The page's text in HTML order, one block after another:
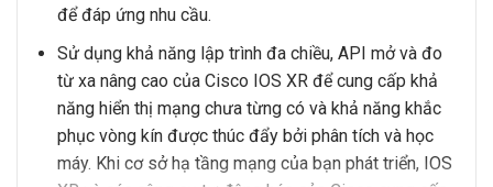
để đáp ứng nhu cầu.
Sử dụng khả năng lập trình đa chiều, API mở và đo
từ xa nâng cao của Cisco IOS XR để cung cấp khả
năng hiển thị mạng chưa từng có và khả năng khắc
phục vòng kín được thúc đẩy bởi phân tích và học
máy. Khi cơ sở hạ tầng mạng của bạn phát triển, IOS